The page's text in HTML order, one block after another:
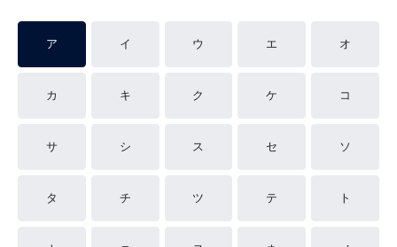
ア イ ウ エ オ
カ キ ク ケ コ
サ シ ス セ ソ
タ チ ツ テ ト